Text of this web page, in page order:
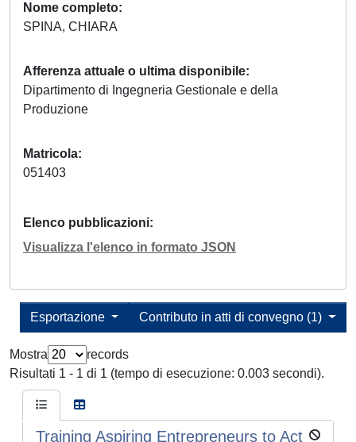
Nome completo
SPINA, CHIARA
Afferenza attuale o ultima disponibile
Dipartimento di Ingegneria Gestionale e della
Produzione
Matricola
051403
Elenco pubblicazioni
Visualizza l'elenco in formato JSON
Contributo in atti di convegno (1)
Esportazione
Mostra
records
Risultati 1 - 1 di 1 (tempo di esecuzione: 0.003 secondi).
Training Aspiring Entrepreneurs to Act